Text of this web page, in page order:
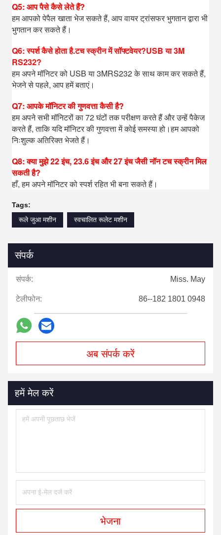
Q5: आप पैसे कैसे लेते हैं?
हम आपको पेपैल खाता भेज सकते हैं, आप वायर ट्रांसफर भुगतान द्वारा भी
भुगतान कर सकते हैं।
Q6: स्पर्श कैसे होता है.टच स्क्रीन में सॉफ्टवेयर?USB या 3M
RS232?
हम अपने मॉनिटर को USB या 3MRS232 के साथ काम कर सकते हैं,
भेजने से पहले, आप हमें बताएं।
Q7: आपके मॉनिटर की गुणवत्ता कैसी है?
हम अपने सभी मॉनिटरों का 72 घंटों तक परीक्षण करते हैं और उन्हें पैकेज
करते हैं, ताकि यदि मॉनिटर की गुणवत्ता में कोई समस्या हो।हम आपको
निःशुल्क अतिरिक्त भेजते हैं।
Q8: क्या मुझे 22 इंच, 23.6 इंच और 27 इंच जैसी नॉन टच स्क्रीन मिल
सकती है?
हाँ, हम अपने मॉनिटर को स्पर्श रहित भी बना सकते हैं।
Tags:
रूले जुआ मशीन
स्वचालित रूलेट मशीन
संपर्क
संपर्क: Miss. May
टेलीफोन: 86--182 1801 0948
अब संपर्क करें
हमें मेल करें
भेजना